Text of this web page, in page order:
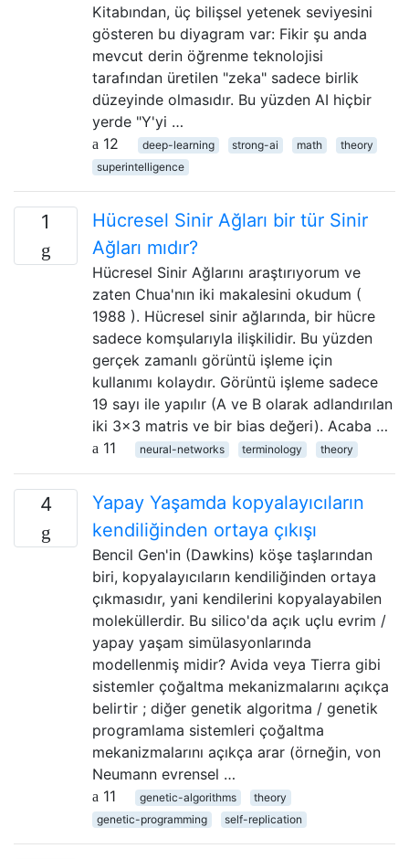
Kitabından, üç bilişsel yetenek seviyesini
gösteren bu diyagram var: Fikir şu anda
mevcut derin öğrenme teknolojisi
tarafından üretilen "zeka" sadece birlik
düzeyinde olmasıdır. Bu yüzden AI hiçbir
yerde "Y'yi …
12
deep-learning strong-ai math
theory
superintelligence
1
Hücresel Sinir Ağları bir tür Sinir
Ağları mıdır?
Hücresel Sinir Ağlarını araştırıyorum ve
zaten Chua'nın iki makalesini okudum (
1988 ). Hücresel sinir ağlarında, bir hücre
sadece komşularıyla ilişkilidir. Bu yüzden
gerçek zamanlı görüntü işleme için
kullanımı kolaydır. Görüntü işleme sadece
19 sayı ile yapılır (A ve B olarak adlandırılan
iki 3x3 matris ve bir bias değeri). Acaba …
11
neural-networks terminology theory
4
Yapay Yaşamda kopyalayıcıların
kendiliğinden ortaya çıkışı
Bencil Gen'in (Dawkins) köşe taşlarından
biri, kopyalayıcıların kendiliğinden ortaya
çıkmasıdır, yani kendilerini kopyalayabilen
moleküllerdir. Bu silico'da açık uçlu evrim /
yapay yaşam simülasyonlarında
modellenmiş midir? Avida veya Tierra gibi
sistemler çoğaltma mekanizmalarını açıkça
belirtir ; diğer genetik algoritma / genetik
programlama sistemleri çoğaltma
mekanizmalarını açıkça arar (örneğin, von
Neumann evrensel …
11
genetic-algorithms
theory
genetic-programming
self-replication